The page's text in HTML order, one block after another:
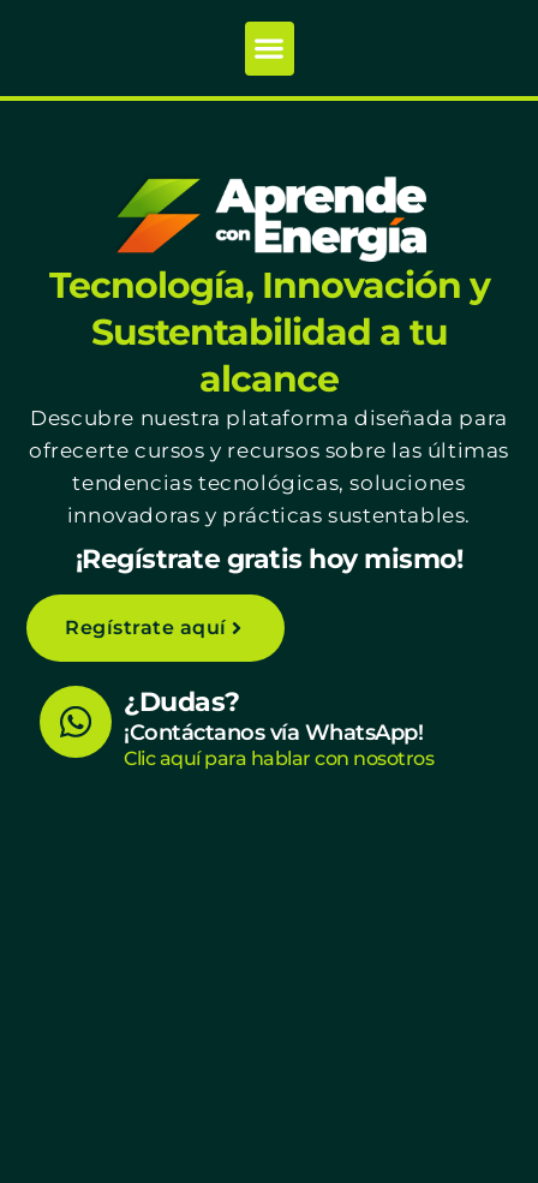
Tecnología, Innovación y
Sustentabilidad a tu
alcance
Descubre nuestra plataforma diseñada para
ofrecerte cursos y recursos sobre las últimas
tendencias tecnológicas, soluciones
innovadoras y prácticas sustentables.
¡Regístrate gratis hoy mismo!
Regístrate aquí
W
h
¿Dudas?
¡Contáctanos vía WhatsApp!
Clic aquí para hablar con nosotros